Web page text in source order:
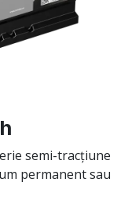
semi-tracțiune
permanent sau